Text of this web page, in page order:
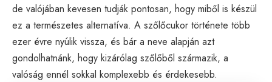
de valójában kevesen tudják pontosan, hogy miből is készül
ez a természetes alternatíva. A szőlőcukor története több
ezer évre nyúlik vissza, és bár a neve alapján azt
gondolhatnánk, hogy kizárólag szőlőből származik, a
valóság ennél sokkal komplexebb és érdekesebb.